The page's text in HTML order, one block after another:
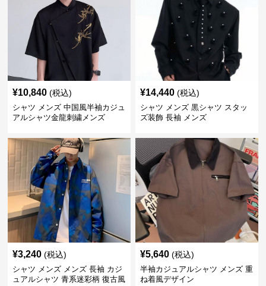
¥10,840 (税込)
シャツ メンズ 中国風半袖カジュ
アルシャツ金龍刺繍メンズ
¥14,440 (税込)
シャツ メンズ 黒シャツ スタッ
ズ装飾 長袖 メンズ
¥3,240 (税込)
シャツ メンズ メンズ 長袖 カジ
ュアルシャツ 青系迷彩柄 復古風
¥5,640 (税込)
半袖カジュアルシャツ メンズ 重
ね着風デザイン